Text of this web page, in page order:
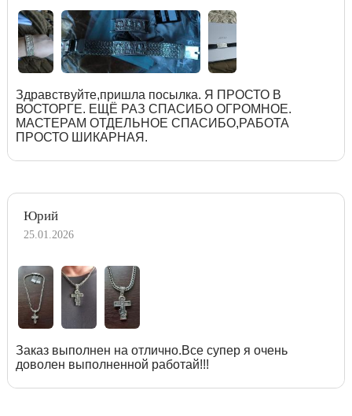
Здравствуйте,пришла посылка. Я ПРОСТО В
ВОСТОРГЕ. ЕЩЁ РАЗ СПАСИБО ОГРОМНОЕ.
МАСТЕРАМ ОТДЕЛЬНОЕ СПАСИБО,РАБОТА
ПРОСТО ШИКАРНАЯ.
Юрий
25.01.2026
Заказ выполнен на отлично.Все супер я очень
доволен выполненной работай!!!